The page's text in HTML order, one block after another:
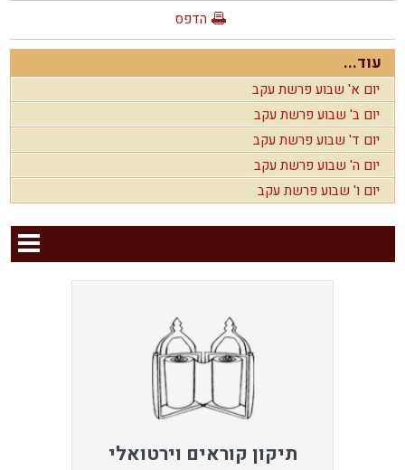
הדפס
עוד...
יום א' שבוע פרשת עקב
יום ב' שבוע פרשת עקב
יום ד' שבוע פרשת עקב
יום ה' שבוע פרשת עקב
יום ו' שבוע פרשת עקב
תיקון קוראים וירטואלי